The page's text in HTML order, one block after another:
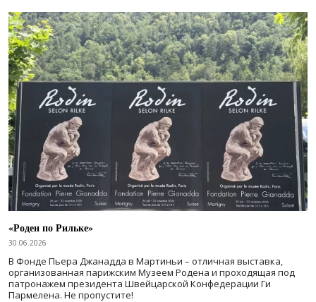
«Роден по Рильке»
30.06.2026
В Фонде Пьера Джанадда в Мартиньи – отличная выставка,
организованная парижским Музеем Родена и проходящая под
патронажем президента Швейцарской Конфедерации Ги
Пармелена. Не пропустите!